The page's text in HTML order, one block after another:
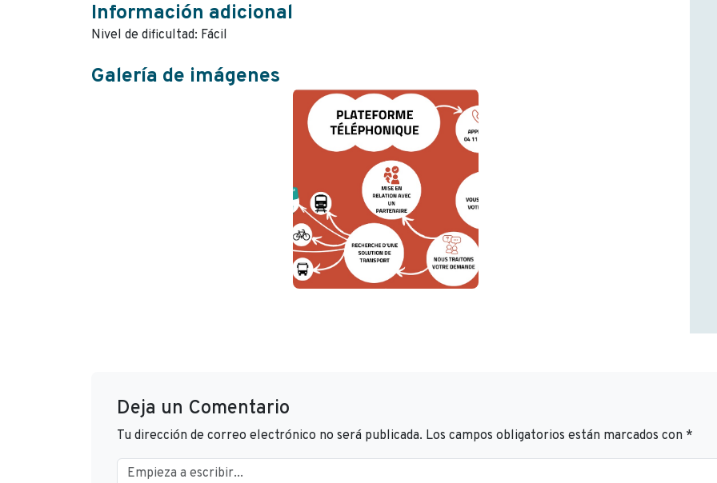
Información adicional
Nivel de dificultad: Fácil
Galería de imágenes
Deja un Comentario
Tu dirección de correo electrónico no será publicada. Los campos obligatorios están marcados con *